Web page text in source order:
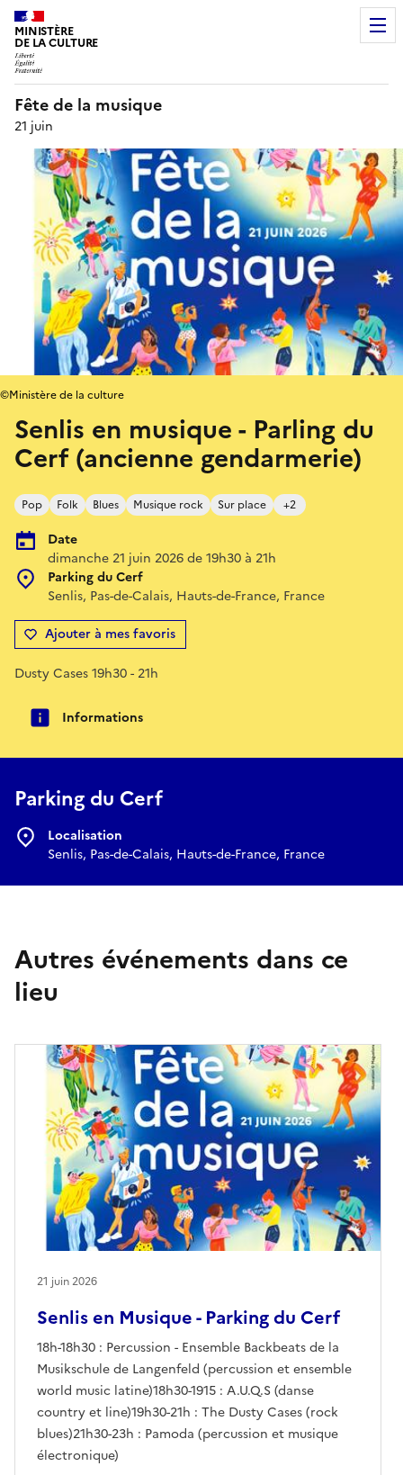
MINISTÈRE
DE LA CULTURE
Fête de la musique
21 juin
Senlis en musique - Parling du
Cerf (ancienne gendarmerie)
Pop Folk Blues Musique rock Sur place +2
Date
dimanche 21 juin 2026 de 19h30 à 21h
Parking du Cerf
Senlis, Pas-de-Calais, Hauts-de-France, France
Ajouter à mes favoris
©Ministère de la culture
Dusty Cases 19h30 - 21h
Informations
Parking du Cerf
Localisation
Senlis, Pas-de-Calais, Hauts-de-France, France
Autres événements dans ce
lieu
Senlis en Musique - Parking du Cerf
18h-18h30 : Percussion - Ensemble Backbeats de la
Musikschule de Langenfeld (percussion et ensemble
world music latine)18h30-1915 : A.U.Q.S (danse
country et line)19h30-21h : The Dusty Cases (rock
blues)21h30-23h : Pamoda (percussion et musique
électronique)
21 juin 2026